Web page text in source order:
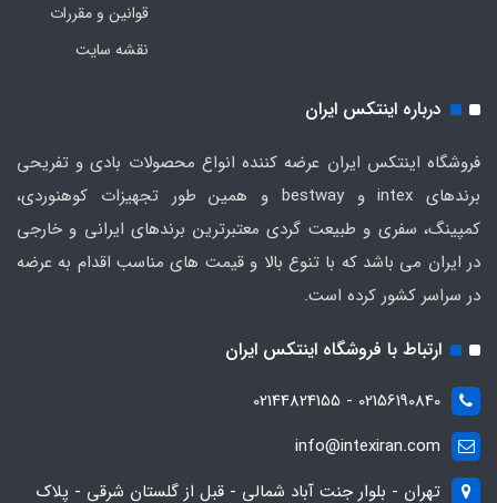
قوانین و مقررات
نقشه سایت
درباره اینتکس ایران
فروشگاه اینتکس ایران عرضه کننده انواع محصولات بادی و تفریحی
برندهای intex و bestway و همین طور تجهیزات کوهنوردی،
کمپینگ، سفری و طبیعت گردی معتبرترین برندهای ایرانی و خارجی
در ایران می باشد که با تنوع بالا و قیمت های مناسب اقدام به عرضه
در سراسر کشور کرده است.
ارتباط با فروشگاه اینتکس ایران
02156190840 - 02144824155
info@intexiran.com
تهران - بلوار جنت آباد شمالی - قبل از گلستان شرقی - پلاک